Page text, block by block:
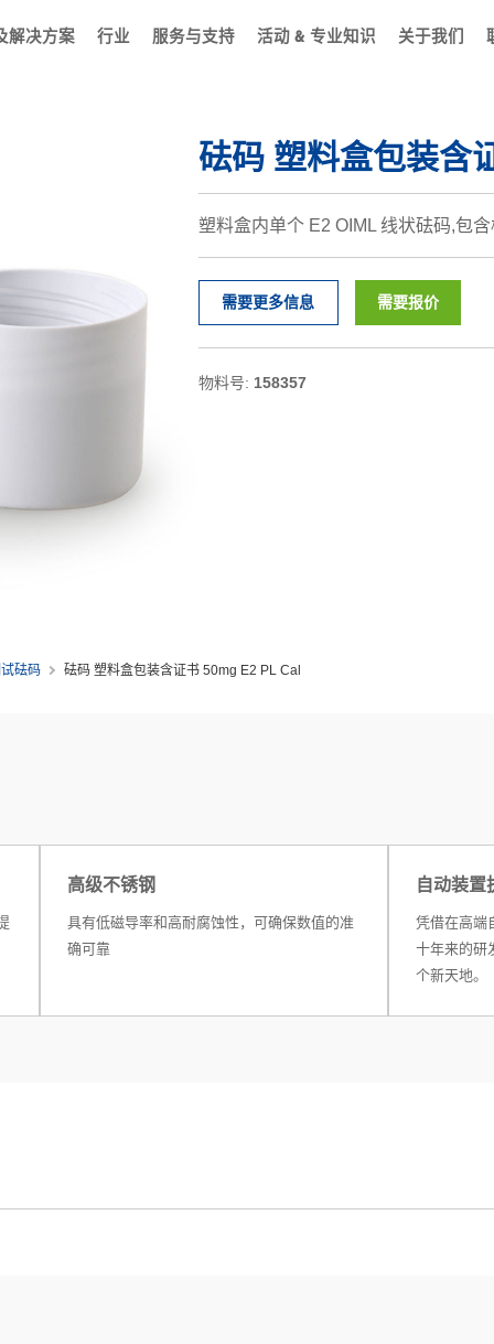
解决方案 行业 服务与支持 活动 & 专业知识 关于我们
砝码 塑料盒包装含
塑料盒内单个 E2 OIML 线状砝码,包
需要更多信息 需要报价
物料号: 158357
砝码 砝码 塑料盒包装含证书 50mg E2 PL Cal
高级不锈钢
具有低磁导率和高耐腐蚀性，可确保数值的准
确可靠
自动装置
凭借在高端
十年来的研
个新天地。